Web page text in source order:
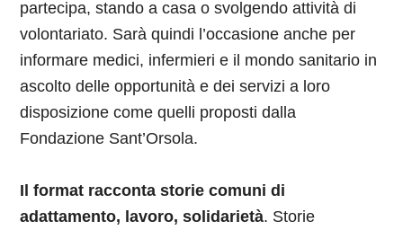
partecipa, stando a casa o svolgendo attività di
volontariato. Sarà quindi l’occasione anche per
informare medici, infermieri e il mondo sanitario in
ascolto delle opportunità e dei servizi a loro
disposizione come quelli proposti dalla
Fondazione Sant’Orsola.
Il format racconta storie comuni di
adattamento, lavoro, solidarietà. Storie